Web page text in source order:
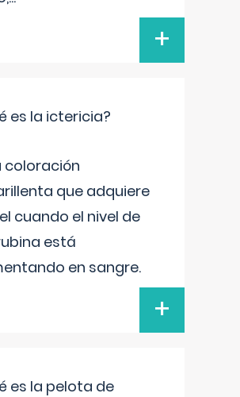
+
es la ictericia?
coloración
que adquiere
cuando el nivel de
está
en sangre.
+
es la pelota de